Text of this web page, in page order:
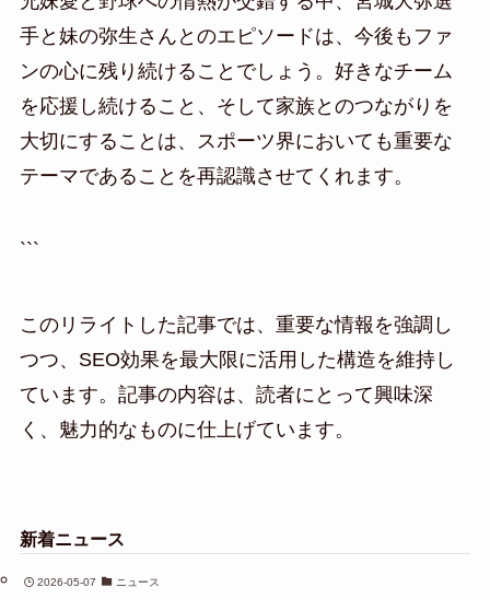
手と妹の弥生さんとのエピソードは、今後もファ
ンの心に残り続けることでしょう。好きなチーム
を応援し続けること、そして家族とのつながりを
大切にすることは、スポーツ界においても重要な
テーマであることを再認識させてくれます。
```
このリライトした記事では、重要な情報を強調し
つつ、SEO効果を最大限に活用した構造を維持し
ています。記事の内容は、読者にとって興味深
く、魅力的なものに仕上げています。
新着ニュース
2026-05-07 ニュース